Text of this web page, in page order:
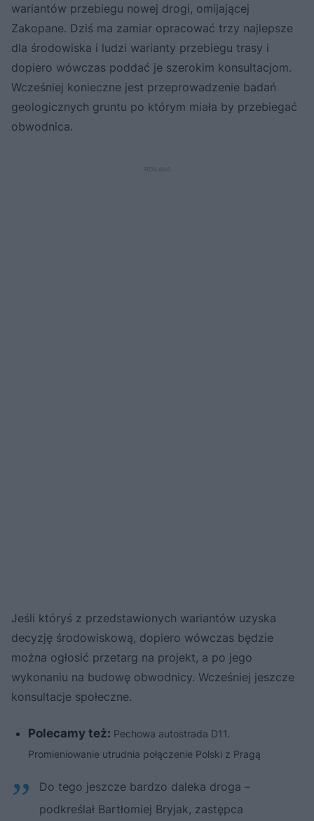
wariantów przebiegu nowej drogi, omijającej
Zakopane. Dziś ma zamiar opracować trzy najlepsze
dla środowiska i ludzi warianty przebiegu trasy i
dopiero wówczas poddać je szerokim konsultacjom.
Wcześniej konieczne jest przeprowadzenie badań
geologicznych gruntu po którym miała by przebiegać
obwodnica.
Jeśli któryś z przedstawionych wariantów uzyska
decyzję środowiskową, dopiero wówczas będzie
można ogłosić przetarg na projekt, a po jego
wykonaniu na budowę obwodnicy. Wcześniej jeszcze
konsultacje społeczne.
Polecamy też: Pechowa autostrada D11.
Promieniowanie utrudnia połączenie Polski z Pragą
Do tego jeszcze bardzo daleka droga –
podkreślał Bartłomiej Bryjak, zastępca